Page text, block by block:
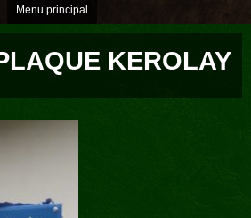
Menu principal
KEROLAY